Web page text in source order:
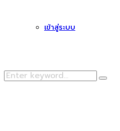
เข้าสู่ระบบ
Search
Search